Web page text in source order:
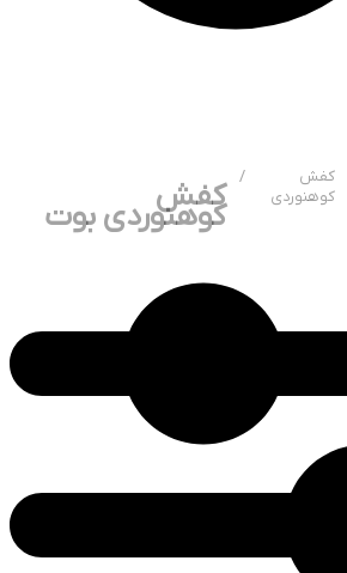
کفش
کوهنوردی
/
کفش
کوهنوردی بوت